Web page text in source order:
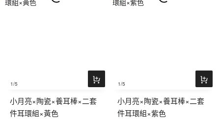
1/5
小月亮×陶瓷×養耳棒×二套
件耳環組×黃色
1/5
小月亮×陶瓷×養耳棒×二套
件耳環組×紫色